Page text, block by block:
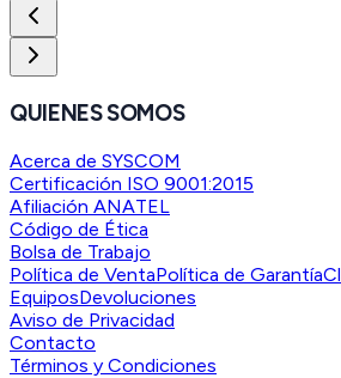
QUIENES SOMOS
Acerca de SYSCOM
Certificación ISO 9001:2015
Afiliación ANATEL
Código de Ética
Bolsa de Trabajo
Política de VentaPolítica de Garantía
EquiposDevoluciones
Aviso de Privacidad
Contacto
Términos y Condiciones